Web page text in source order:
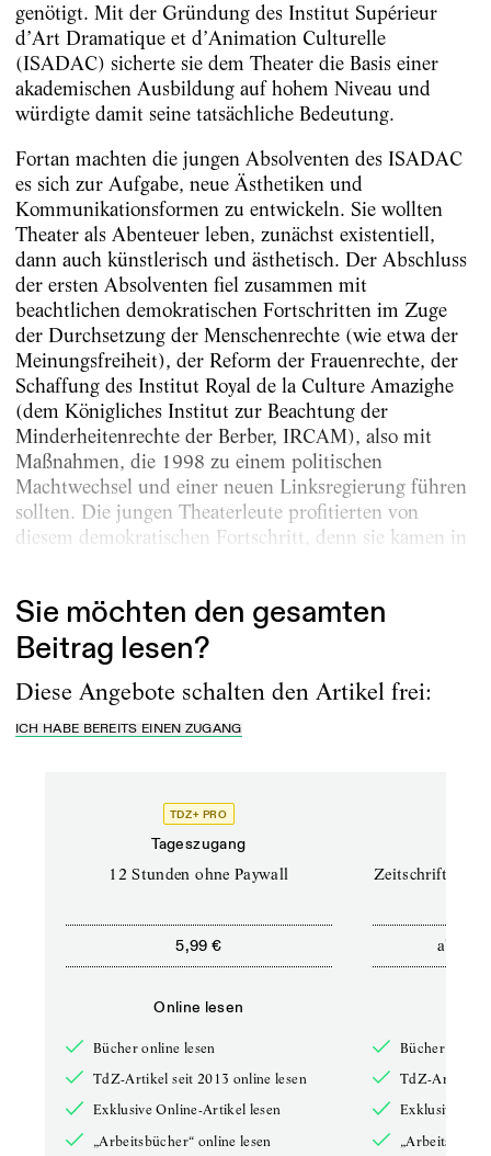
genötigt. Mit der Gründung des Institut Supérieur
d’Art Dramatique et d’Animation Culturelle
(ISADAC) sicherte sie dem Theater die Basis einer
akademischen Ausbildung auf hohem Niveau und
würdigte damit seine tatsächliche Bedeutung.
Fortan machten die jungen Absolventen des ISADAC
es sich zur Aufgabe, neue Ästhetiken und
Kommunikationsformen zu entwickeln. Sie wollten
Theater als Abenteuer leben, zunächst existentiell,
dann auch künstlerisch und ästhetisch. Der Abschluss
der ersten Absolventen fiel zusammen mit
beachtlichen demokratischen Fortschritten im Zuge
der Durchsetzung der Menschenrechte (wie etwa der
Meinungsfreiheit), der Reform der Frauenrechte, der
Schaffung des Institut Royal de la Culture Amazighe
(dem König­liches Institut zur Beachtung der
Minderheitenrechte der Berber, IRCAM), also mit
Maßnahmen, die 1998 zu einem poli­tischen
Machtwechsel und einer neuen Linksregierung führen
sollten. Die jungen Theaterleute profitierten von
diesem demokratischen Fortschritt, denn sie kamen in
Sie möchten den gesamten
Beitrag lesen?
Diese Angebote schalten den Artikel frei:
ICH HABE BEREITS EINEN ZUGANG
TDZ+ PRO
Tageszugang
12 Stunden ohne Paywall
5,99 €
Online lesen
Bücher online lesen
TdZ-Artikel seit 2013 online lesen
Exklusive Online-Artikel lesen
„Arbeitsbücher“ online lesen
Zeitschriften
ab
Bücher online
TdZ-Artikel
Exklusive